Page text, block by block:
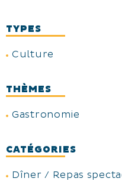
TYPES
Culture
THÈMES
Gastronomie
CATÉGORIES
Dîner / Repas